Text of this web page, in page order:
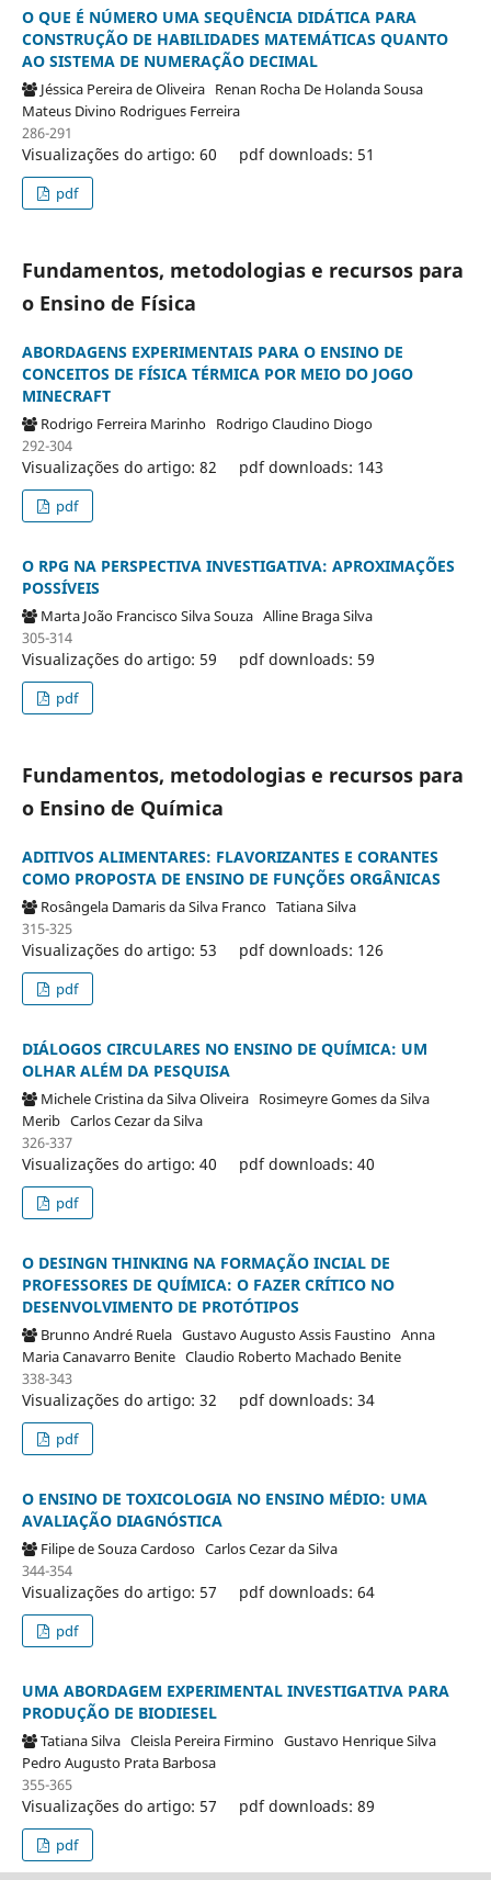
O QUE É NÚMERO UMA SEQUÊNCIA DIDÁTICA PARA
CONSTRUÇÃO DE HABILIDADES MATEMÁTICAS QUANTO
AO SISTEMA DE NUMERAÇÃO DECIMAL
Jéssica Pereira de Oliveira Renan Rocha De Holanda Sousa
Mateus Divino Rodrigues Ferreira
286-291
Visualizações do artigo: 60 pdf downloads: 51
pdf
Fundamentos, metodologias e recursos para
o Ensino de Física
ABORDAGENS EXPERIMENTAIS PARA O ENSINO DE
CONCEITOS DE FÍSICA TÉRMICA POR MEIO DO JOGO
MINECRAFT
Rodrigo Ferreira Marinho Rodrigo Claudino Diogo
292-304
Visualizações do artigo: 82 pdf downloads: 143
pdf
O RPG NA PERSPECTIVA INVESTIGATIVA: APROXIMAÇÕES
POSSÍVEIS
Marta João Francisco Silva Souza Alline Braga Silva
305-314
Visualizações do artigo: 59 pdf downloads: 59
pdf
Fundamentos, metodologias e recursos para
o Ensino de Química
ADITIVOS ALIMENTARES: FLAVORIZANTES E CORANTES
COMO PROPOSTA DE ENSINO DE FUNÇÕES ORGÂNICAS
Rosângela Damaris da Silva Franco Tatiana Silva
315-325
Visualizações do artigo: 53 pdf downloads: 126
pdf
DIÁLOGOS CIRCULARES NO ENSINO DE QUÍMICA: UM
OLHAR ALÉM DA PESQUISA
Michele Cristina da Silva Oliveira Rosimeyre Gomes da Silva
Merib Carlos Cezar da Silva
326-337
Visualizações do artigo: 40 pdf downloads: 40
pdf
O DESINGN THINKING NA FORMAÇÃO INCIAL DE
PROFESSORES DE QUÍMICA: O FAZER CRÍTICO NO
DESENVOLVIMENTO DE PROTÓTIPOS
Brunno André Ruela Gustavo Augusto Assis Faustino Anna
Maria Canavarro Benite Claudio Roberto Machado Benite
338-343
Visualizações do artigo: 32 pdf downloads: 34
pdf
O ENSINO DE TOXICOLOGIA NO ENSINO MÉDIO: UMA
AVALIAÇÃO DIAGNÓSTICA
Filipe de Souza Cardoso Carlos Cezar da Silva
344-354
Visualizações do artigo: 57 pdf downloads: 64
pdf
UMA ABORDAGEM EXPERIMENTAL INVESTIGATIVA PARA
PRODUÇÃO DE BIODIESEL
Tatiana Silva Cleisla Pereira Firmino Gustavo Henrique Silva
Pedro Augusto Prata Barbosa
355-365
Visualizações do artigo: 57 pdf downloads: 89
pdf